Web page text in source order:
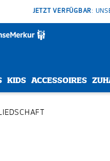
JETZT VERFÜGBAR:
KIDS ACCESSOIRES